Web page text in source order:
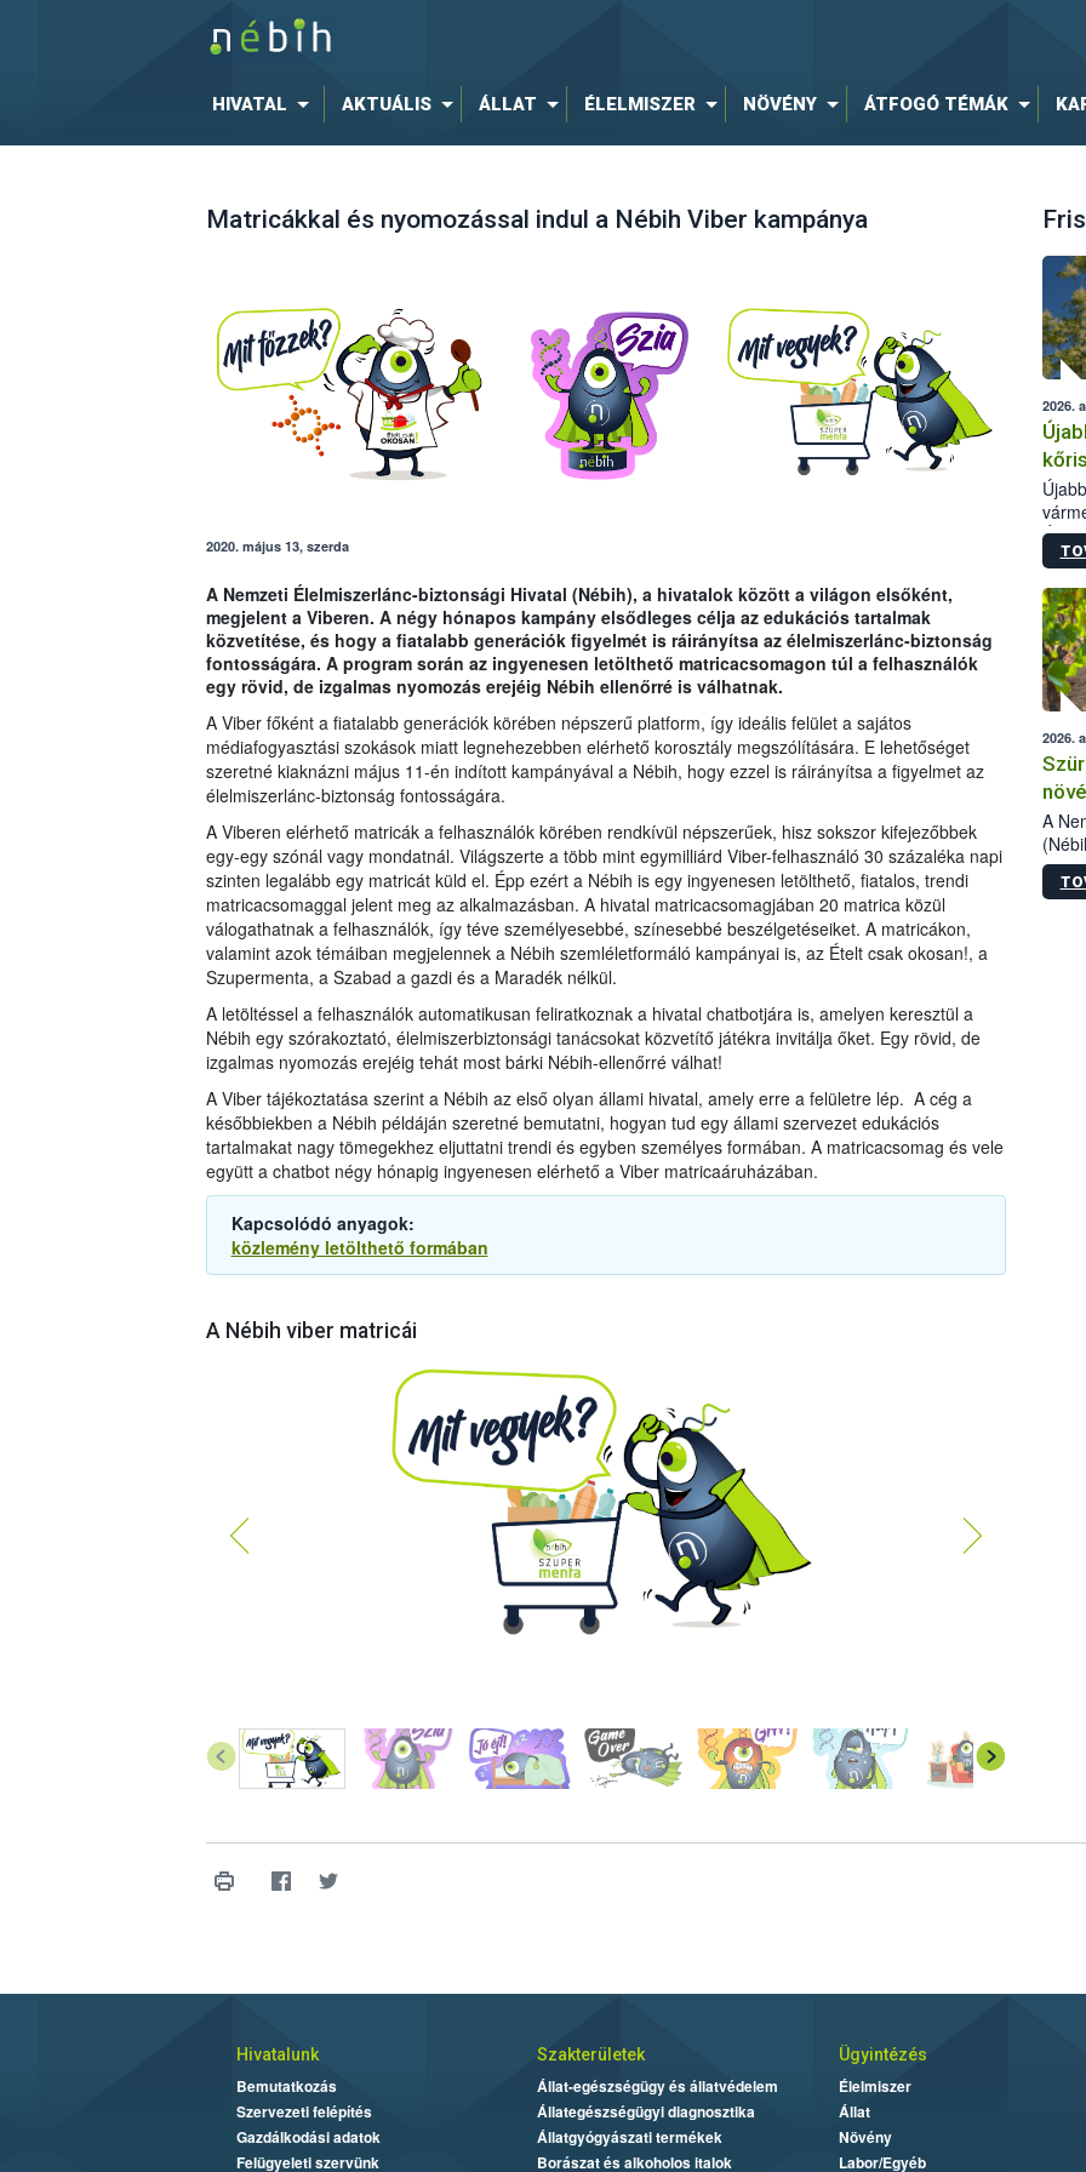
HIVATAL AKTUÁLIS ÁLLAT ÉLELMISZER NÖVÉNY ÁTFOGÓ TÉMÁK
Matricákkal és nyomozással indul a Nébih Viber kampánya
2020. május 13, szerda
A Nemzeti Élelmiszerlánc-biztonsági Hivatal (Nébih), a hivatalok között a világon elsőként,
megjelent a Viberen. A négy hónapos kampány elsődleges célja az edukációs tartalmak
közvetítése, és hogy a fiatalabb generációk figyelmét is ráirányítsa az élelmiszerlánc-biztonság
fontosságára. A program során az ingyenesen letölthető matricacsomagon túl a felhasználók
egy rövid, de izgalmas nyomozás erejéig Nébih ellenőrré is válhatnak.
A Viber főként a fiatalabb generációk körében népszerű platform, így ideális felület a sajátos
médiafogyasztási szokások miatt legnehezebben elérhető korosztály megszólítására. E lehetőséget
szeretné kiaknázni május 11-én indított kampányával a Nébih, hogy ezzel is ráirányítsa a figyelmet az
élelmiszerlánc-biztonság fontosságára.
A Viberen elérhető matricák a felhasználók körében rendkívül népszerűek, hisz sokszor kifejezőbbek
egy-egy szónál vagy mondatnál. Világszerte a több mint egymilliárd Viber-felhasználó 30 százaléka napi
szinten legalább egy matricát küld el. Épp ezért a Nébih is egy ingyenesen letölthető, fiatalos, trendi
matricacsomaggal jelent meg az alkalmazásban. A hivatal matricacsomagjában 20 matrica közül
válogathatnak a felhasználók, így téve személyesebbé, színesebbé beszélgetéseiket. A matricákon,
valamint azok témáiban megjelennek a Nébih szemléletformáló kampányai is, az Ételt csak okosan!, a
Szupermenta, a Szabad a gazdi és a Maradék nélkül.
A letöltéssel a felhasználók automatikusan feliratkoznak a hivatal chatbotjára is, amelyen keresztül a
Nébih egy szórakoztató, élelmiszerbiztonsági tanácsokat közvetítő játékra invitálja őket. Egy rövid, de
izgalmas nyomozás erejéig tehát most bárki Nébih-ellenőrré válhat!
A Viber tájékoztatása szerint a Nébih az első olyan állami hivatal, amely erre a felületre lép. A cég a
későbbiekben a Nébih példáján szeretné bemutatni, hogyan tud egy állami szervezet edukációs
tartalmakat nagy tömegekhez eljuttatni trendi és egyben személyes formában. A matricacsomag és vele
együtt a chatbot négy hónapig ingyenesen elérhető a Viber matricaáruházában.
Kapcsolódó anyagok:
közlemény letölthető formában
A Nébih viber matricái
2026.
2026.
A
Hivatalunk
Bemutatkozás
Szervezeti felépítés
Gazdálkodási adatok
Felügyeleti szervünk
Szakterületek
Állat-egészségügy és állatvédelem
Állategészségügyi diagnosztika
Állatgyógyászati termékek
Borászat és alkoholos italok
Ügyintézés
Élelmiszer
Állat
Növény
Labor/Egyéb